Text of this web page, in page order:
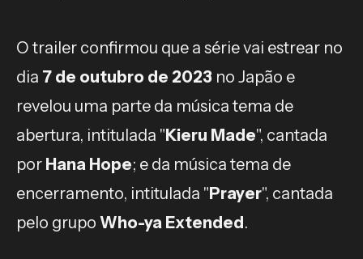
O trailer confirmou que a série vai estrear no
dia 7 de outubro de 2023 no Japão e
revelou uma parte da música tema de
abertura, intitulada "Kieru Made", cantada
por Hana Hope; e da música tema de
encerramento, intitulada "Prayer", cantada
pelo grupo Who-ya Extended.